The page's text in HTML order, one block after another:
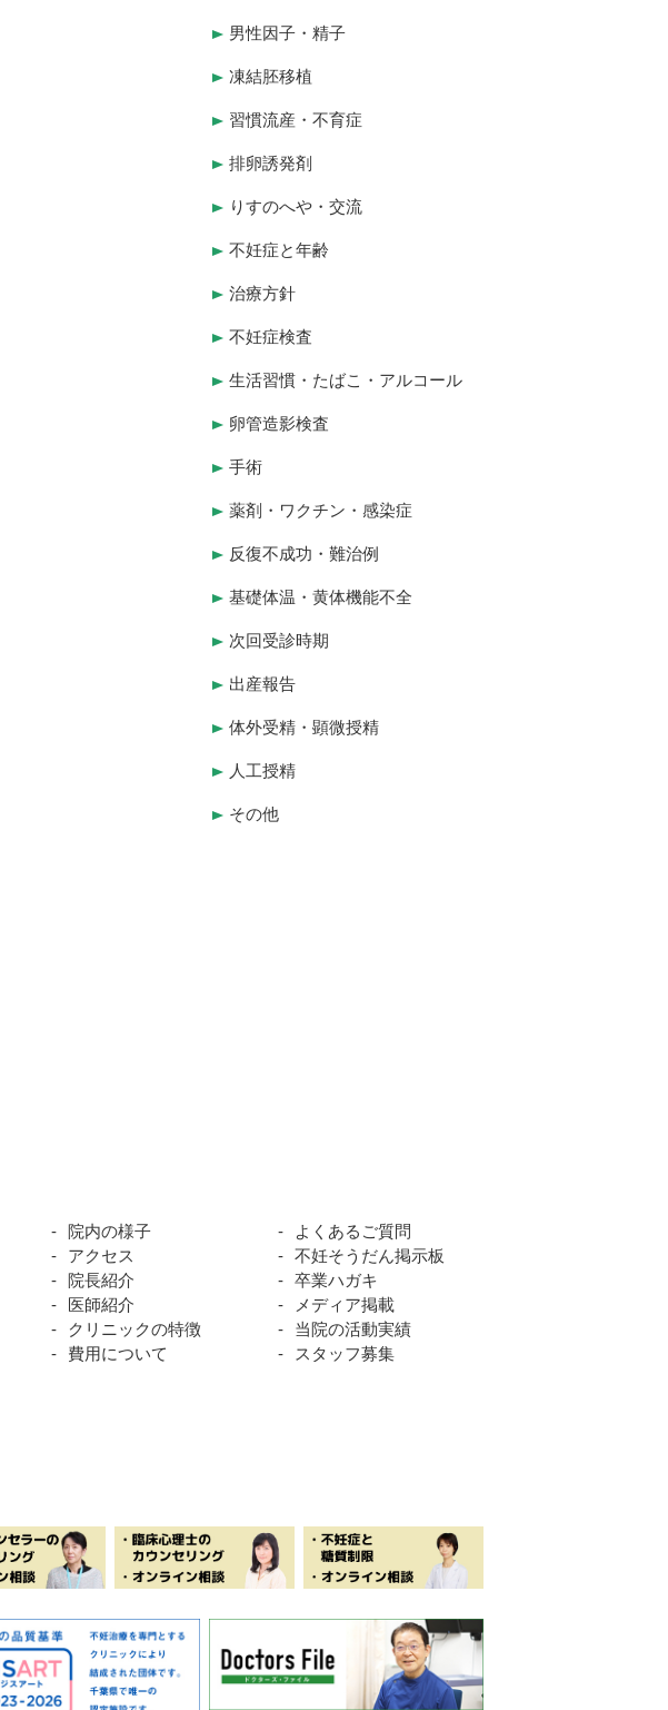
男性因子・精子
凍結胚移植
習慣流産・不育症
排卵誘発剤
りすのへや・交流
不妊症と年齢
治療方針
不妊症検査
生活習慣・たばこ・アルコール
卵管造影検査
手術
薬剤・ワクチン・感染症
反復不成功・難治例
基礎体温・黄体機能不全
次回受診時期
出産報告
体外受精・顕微授精
人工授精
その他
院内の様子
アクセス
院長紹介
医師紹介
クリニックの特徴
費用について
よくあるご質問
不妊そうだん掲示板
卒業ハガキ
メディア掲載
当院の活動実績
スタッフ募集